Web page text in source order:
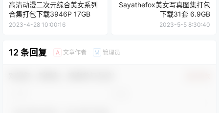
高清动漫二次元综合美女系列
合集打包下载3946P 17GB
2023-4-28 10:00:16
Sayathefox美女写真图集打包
下载31套 6.9GB
2023-5-5 8:30:40
12 条回复 A 文章作者 M 管理员